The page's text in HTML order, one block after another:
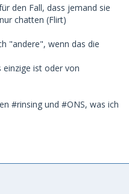
den Fall, dass jemand sie
chatten (Flirt)
"andere", wenn das die
einzige ist oder von
#rinsing und #ONS, was ich